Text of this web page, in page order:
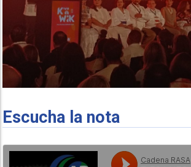
Escucha la nota